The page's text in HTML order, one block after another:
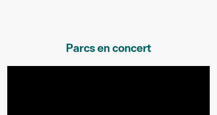
Parcs en concert